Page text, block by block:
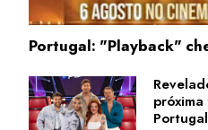
Portugal: "Playback"